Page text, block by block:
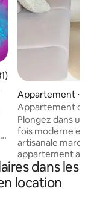
moyenne sur la
Appartement ⋅
Appartement
international
Plongez dans
fois moderne et
artisanale
appartement
seulement 8
international
Casablanca.
dans les
location